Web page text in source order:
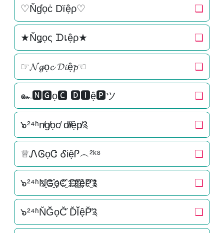
♡Ňɠọċ Dїệρ♡ ❏
★Ňǥọς ᗪเệρ★ ❏
☞𝓝𝓰ọ𝓬 𝓓𝓲ệ𝓹☜ ❏
๛🅽🅶ọ🅲 🅳🅸ệ🅿ツ ❏
๖²⁴ʱn̸g̸ọc̸ d̸i̸ệp̸༉ ❏
♕ᏁᎶọᏣ ᎴiệᎵ︵²ᵏ⁸ ❏
๖²⁴ʱN҈G҈҈ọC҈҈ D҈I҈҈ệP҈҈༉ ❏
๖²⁴ʱN̆Ğ̆ọC̆̆ D̆Ĭ̆ệP̆̆༉ ❏